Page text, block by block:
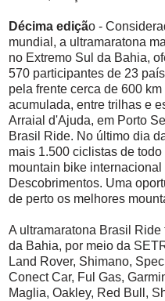
Décima edição -
mundial, a ultramaratona
no Extremo Sul da Bahia,
570 participantes de 23
pela frente cerca de 600
acumulada, entre trilhas e
Arraial d'Ajuda, em Porto
Brasil Ride. No último dia
mais 1.500 ciclistas de
mountain bike
Descobrimentos. Uma
de perto os melhores
A ultramaratona Brasil
da Bahia, por meio da
Land Rover, Shimano,
Conect Car, Ful Gas,
Maglia, Oakley, Red Bull,